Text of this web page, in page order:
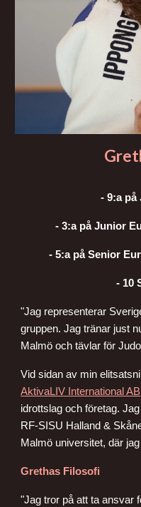
- 9:a på
- 3:a på Junior
- 5:a på Senior
- 10
"Jag representerar
gruppen. Jag tränar just
Malmö och tävlar för
Vid sidan av min
AktivaLIV International AB
idrottslag och företag.
RF-SISU Halland &
Malmö universitet, där
Grethas Filosofi
"Jag tror på att ta ansvar